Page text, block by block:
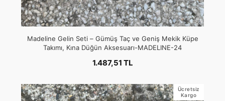
Madeline Gelin Seti – Gümüş Taç ve Geniş Mekik Küpe
Takımı, Kına Düğün Aksesuarı-MADELINE-24
1.487,51 TL
Ücretsiz
Kargo